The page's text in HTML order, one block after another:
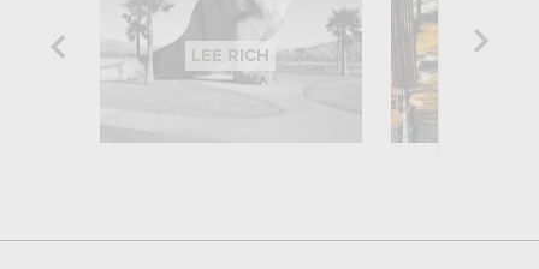
LEE RICH MICHEL